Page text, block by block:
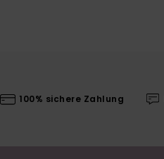
100% sichere Zahlung